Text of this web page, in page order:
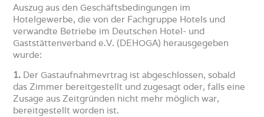
Auszug aus den Geschäftsbedingungen im
Hotelgewerbe, die von der Fachgruppe Hotels und
verwandte Betriebe im Deutschen Hotel- und
Gaststättenverband e.V. (DEHOGA) herausgegeben
wurde:
1. Der Gastaufnahmevrtrag ist abgeschlossen, sobald
das Zimmer bereitgestellt und zugesagt oder, falls eine
Zusage aus Zeitgründen nicht mehr möglich war,
bereitgestellt worden ist.